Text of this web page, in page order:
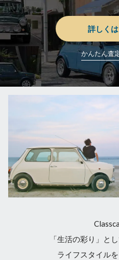
詳しく
かんたん査
「生活の彩り」と
ライフスタイルを